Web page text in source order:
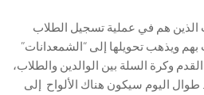
الذين هم في عملية تسجيل الطلاب
ويذهب تحويلها إلى “الشمعدانات”
وكرة السلة بين الوالدين والطلاب،
طوال اليوم سيكون هناك الألواح إلى